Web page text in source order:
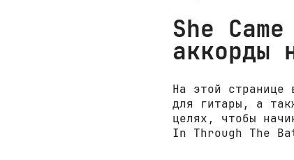
She
аккорды
На этой странице
для гитары, а
целях, чтобы
In Through The